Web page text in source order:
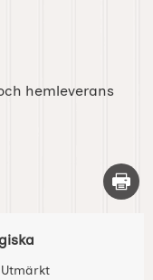
hemleverans
Skriv
Utmärkt